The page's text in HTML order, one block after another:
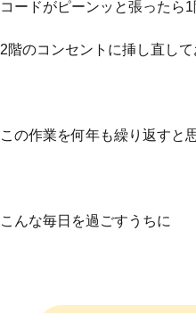
コードがピーンッと張ったら
2階のコンセントに挿し直し
この作業を何年も繰り返すと
こんな毎日を過ごすうちに